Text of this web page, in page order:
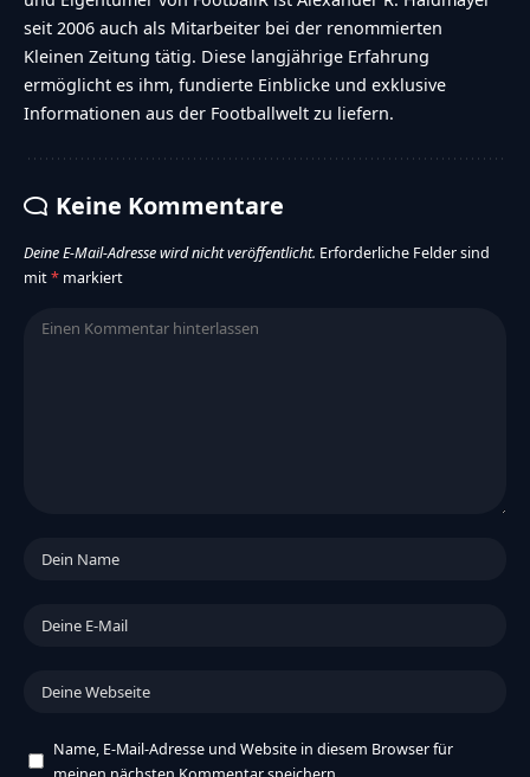
seit 2006 auch als Mitarbeiter bei der renommierten
Kleinen Zeitung tätig. Diese langjährige Erfahrung
ermöglicht es ihm, fundierte Einblicke und exklusive
Informationen aus der Footballwelt zu liefern.
Keine Kommentare
Deine E-Mail-Adresse wird nicht veröffentlicht. Erforderliche Felder sind
mit* markiert
Name, E-Mail-Adresse und Website in diesem Browser für